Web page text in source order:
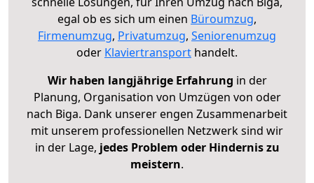
egal ob es sich um einen Büroumzug,
Firmenumzug, Privatumzug, Seniorenumzug
oder Klaviertransport handelt.
Wir haben langjährige Erfahrung in der
Planung, Organisation von Umzügen von oder
nach Biga. Dank unserer engen Zusammenarbeit
mit unserem professionellen Netzwerk sind wir
in der Lage, jedes Problem oder Hindernis zu
meistern.